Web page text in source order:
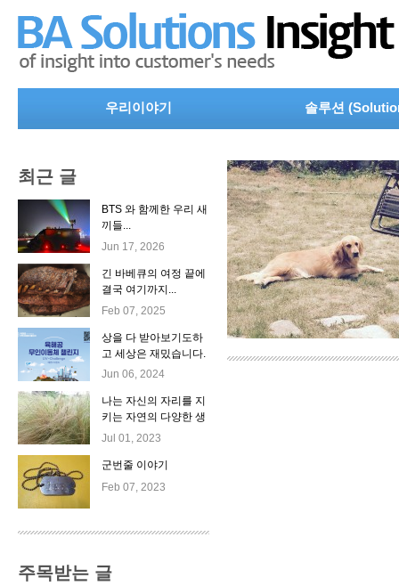
우리이야기 솔루션
최근 글
BTS 와 함께한 우리 새
끼들...
Jun 17, 2026
긴 바베큐의 여정 끝에
결국 여기까지...
Feb 07, 2025
상을 다 받아보기도하
고 세상은 재밌습니다.
Jun 06, 2024
나는 자신의 자리를 지
키는 자연의 다양한 생
명체들이 좋다.
Jul 01, 2023
군번줄 이야기
Feb 07, 2023
주목받는 글